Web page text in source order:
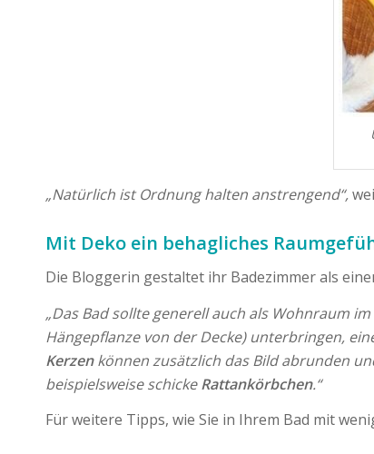
„Natürlich ist Ordnung halten anstrengend“,
Mit Deko ein behagliches
Die Bloggerin gestaltet ihr Badezimmer als
„Das Bad sollte generell auch als Wohnraum
Hängepflanze von der Decke) unterbringen,
Kerzenkönnen zusätzlich das Bild abrunden
beispielsweise schickeRattankörbchen.“
Für weitere Tipps, wie Sie in Ihrem Bad mit